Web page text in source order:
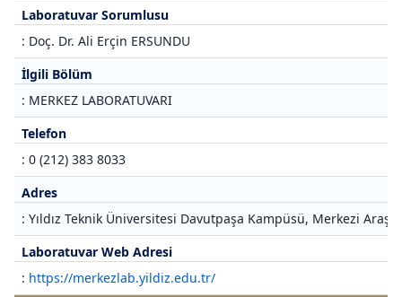
Laboratuvar Sorumlusu
: Doç. Dr. Ali Erçin ERSUNDU
İlgili Bölüm
: MERKEZ LABORATUVARI
Telefon
: 0 (212) 383 8033
Adres
: Yıldız Teknik Üniversitesi Davutpaşa Kampüsü, Merkezi
Laboratuvar Web Adresi
: https://merkezlab.yildiz.edu.tr/